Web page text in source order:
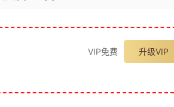
VIP免费 升级VIP